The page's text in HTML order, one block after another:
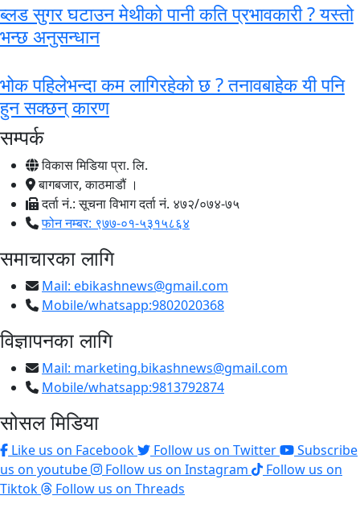
ब्लड सुगर घटाउन मेथीको पानी कति प्रभावकारी ? यस्तो
भन्छ अनुसन्धान
भोक पहिलेभन्दा कम लागिरहेको छ ? तनावबाहेक यी पनि
हुन सक्छन् कारण
सम्पर्क
विकास मिडिया प्रा. लि.
बागबजार, काठमाडौं ।
दर्ता नं.: सूचना विभाग दर्ता नं. ४७२/०७४-७५
फोन नम्बर: ९७७-०१-५३१५८६४
समाचारका लागि
Mail: ebikashnews@gmail.com
Mobile/whatsapp:9802020368
विज्ञापनका लागि
Mail: marketing.bikashnews@gmail.com
Mobile/whatsapp:9813792874
सोसल मिडिया
Like us on Facebook Follow us on Twitter
Subscribe
us on youtube
Follow us on Instagram
Follow us on
Tiktok
Follow us on Threads